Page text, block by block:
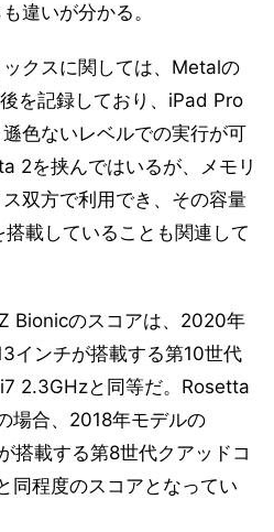
違いが分かる。
クスに関しては、Metalの
を記録しており、iPad Pro
色ないレベルでの実行が可
2を挟んではいるが、メモリ
双方で利用でき、その容量
載していることも関連して
Bionicのスコアは、2020年
インチが搭載する第10世代
2.3GHzと同等だ。Rosetta
場合、2018年モデルの
搭載する第8世代クアッドコ
同程度のスコアとなってい